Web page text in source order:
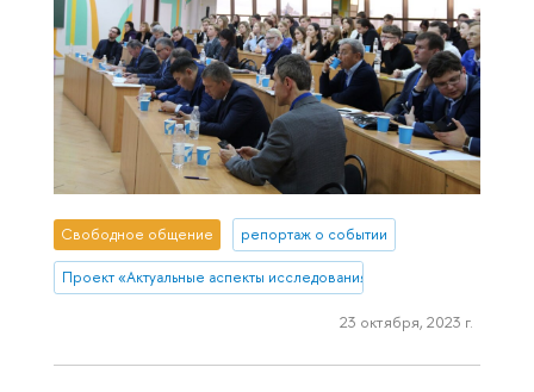
Свободное общение репортаж о событии
Проект «Актуальные аспекты исследования прав человека в
23 октября, 2023 г.